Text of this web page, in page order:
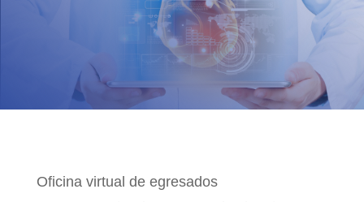
Oficina virtual de egresados